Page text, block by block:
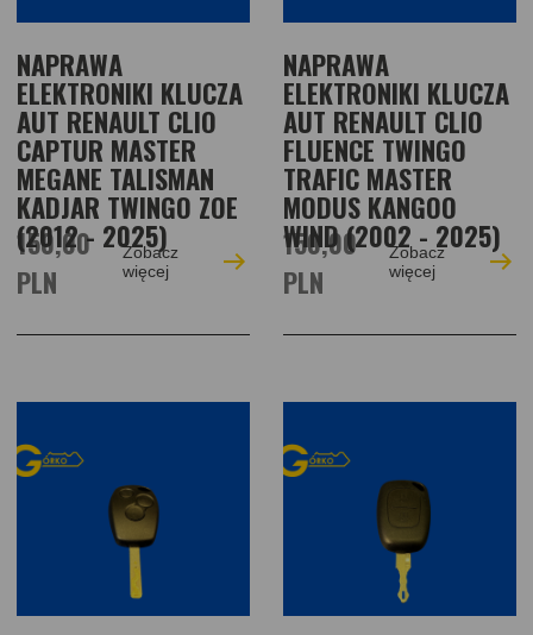
NAPRAWA
ELEKTRONIKI KLUCZA
AUT RENAULT CLIO
CAPTUR MASTER
MEGANE TALISMAN
KADJAR TWINGO ZOE
(2012 - 2025)
150,00
PLN
Zobacz
więcej
NAPRAWA
ELEKTRONIKI KLUCZA
AUT RENAULT CLIO
FLUENCE TWINGO
TRAFIC MASTER
MODUS KANGOO
WIND (2002 - 2025)
150,00
PLN
Zobacz
więcej